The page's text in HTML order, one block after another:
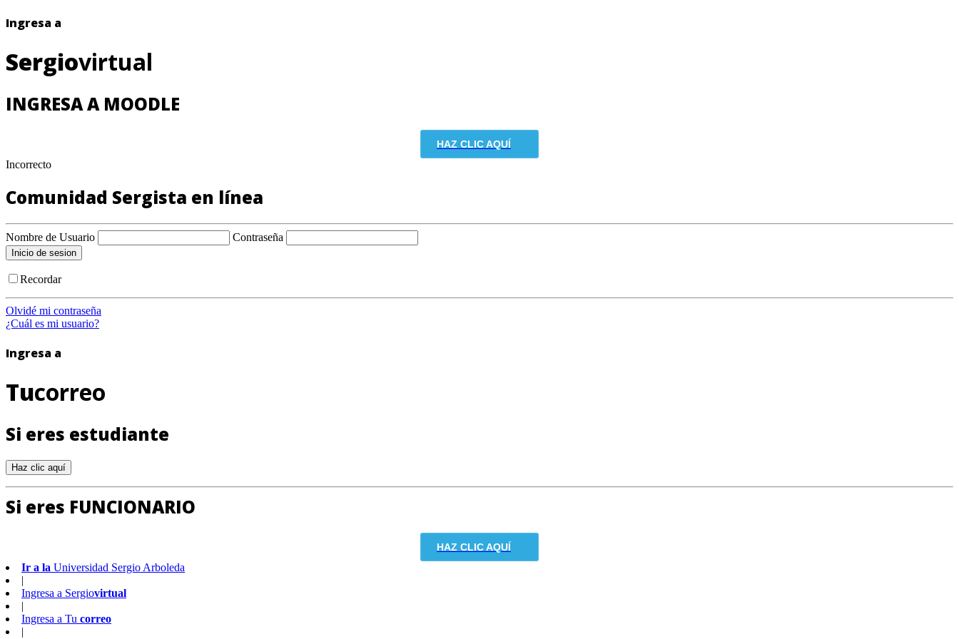
Ingresa a
Sergiovirtual
INGRESA A MOODLE
HAZ CLIC AQUÍ
Incorrecto
Comunidad Sergista en línea
Nombre de Usuario Contraseña
Recordar
Olvidé mi contraseña
¿Cuál es mi usuario?
Ingresa a
Tucorreo
Si eres estudiante
Si eres FUNCIONARIO
HAZ CLIC AQUÍ
Ir a la Universidad Sergio Arboleda
|
Ingresa a Sergiovirtual
|
Ingresa a Tu correo
|